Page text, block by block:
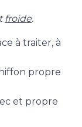
froide.
à traiter, à
propre
et propre